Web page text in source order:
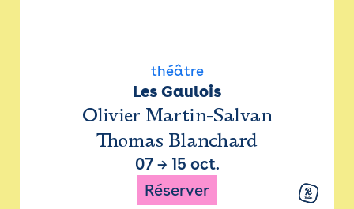
théâtre
Les Gaulois
Olivier Martin-Salvan
Thomas Blanchard
07→ 15 oct.
Réserver